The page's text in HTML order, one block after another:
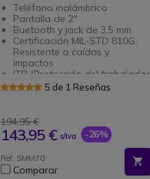
Teléfono inalámbrico
Pantalla de 2"
Buetooth y jack de 3,5 mm
Certificación MIL-STD 810G:
Resistente a caídas y
impactos
ITP (Protección del trabajador
aislado): Botón de alarma
M700 y M900
5 de 1 Reseñas
194,95 €
143,95 € s/Iva -26%
Ref: SMM70
Comparar